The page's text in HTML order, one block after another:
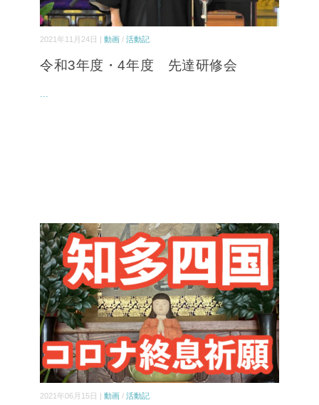
2021年11月24日 | 動画 / 活動記
令和3年度・4年度 先達研修会
...
2021年06月15日 | 動画 / 活動記